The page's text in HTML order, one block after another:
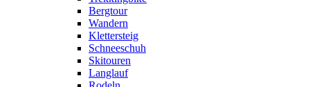
Bergtour
Wandern
Klettersteig
Schneeschuh
Skitouren
Langlauf